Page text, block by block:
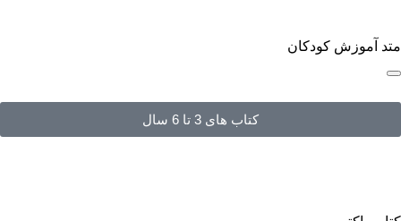
متد آموزش کودکان
کتاب های 3 تا 6 سال